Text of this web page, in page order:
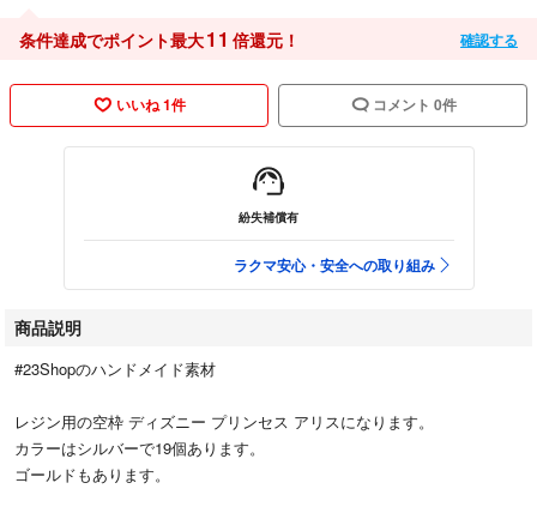
条件達成でポイント最大11 倍還元！ 確認する
いいね 1件 コメント 0件
紛失補償有
ラクマ安心・安全への取り組み
商品説明
#23Shopのハンドメイド素材
レジン用の空枠 ディズニー プリンセス アリスになります。
カラーはシルバーで19個あります。
ゴールドもあります。